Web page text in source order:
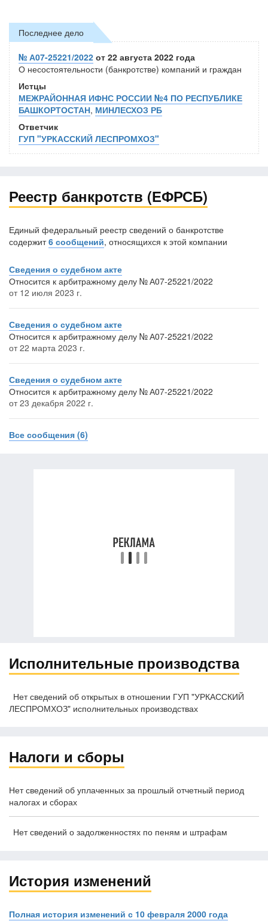
Последнее дело
№ А07-25221/2022 от 22 августа 2022 года
О несостоятельности (банкротстве) компаний и граждан
Истцы
МЕЖРАЙОННАЯ ИФНС РОССИИ №4 ПО РЕСПУБЛИКЕ
БАШКОРТОСТАН, МИНЛЕСХОЗ РБ
Ответчик
ГУП "УРКАССКИЙ ЛЕСПРОМХОЗ"
Реестр банкротств (ЕФРСБ)
Единый федеральный реестр сведений о банкротстве
содержит6 сообщений, относящихся к этой компании
Сведения о судебном акте
Относится к арбитражному делу № А07-25221/2022
от 12 июля 2023 г.
Сведения о судебном акте
Относится к арбитражному делу № А07-25221/2022
от 22 марта 2023 г.
Сведения о судебном акте
Относится к арбитражному делу № А07-25221/2022
от 23 декабря 2022 г.
Все сообщения (6)
Исполнительные производства
Нет сведений об открытых в отношении ГУП "УРКАССКИЙ
ЛЕСПРОМХОЗ" исполнительных производствах
Налоги и сборы
Нет сведений об уплаченных за прошлый отчетный период
налогах и сборах
Нет сведений о задолженностях по пеням и штрафам
История изменений
Полная история изменений с 10 февраля 2000 года